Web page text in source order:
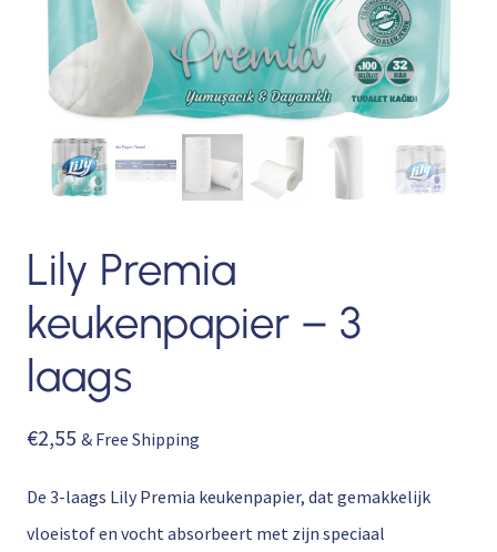
Lily Premia
keukenpapier – 3
laags
€2,55 & Free Shipping
De 3-laags Lily Premia keukenpapier, dat gemakkelijk
vloeistof en vocht absorbeert met zijn speciaal